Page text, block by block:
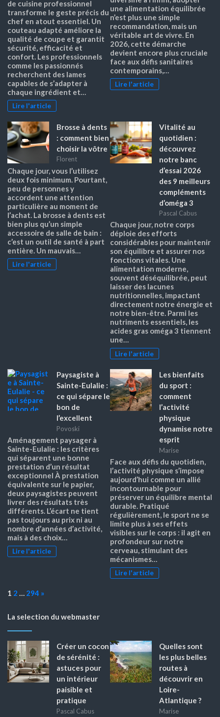
de cuisine professionnel
transforme le geste précis du
chef en atout essentiel. Un
couteau adapté améliore la
qualité de coupe et garantit
sécurité, efficacité et
confort. Les professionnels
comme les passionnés
recherchent des lames
capables de s’adapter à
chaque ingrédient et…
Lire l'article
une alimentation équilibrée
n’est plus une simple
recommandation, mais un
véritable art de vivre. En
2026, cette démarche
devient encore plus cruciale
face aux défis sanitaires
contemporains,…
Lire l'article
Brosse à dents
: comment bien
choisir la vôtre
Florent
Chaque jour, vous l’utilisez
deux fois minimum. Pourtant,
peu de personnes y
accordent une attention
particulière au moment de
l’achat. La brosse à dents est
bien plus qu’un simple
accessoire de salle de bain :
c’est un outil de santé à part
entière. Un mauvais…
Lire l'article
Vitalité au
quotidien :
découvrez
notre banc
d’essai 2026
des 9 meilleurs
compléments
d’oméga 3
Pascal Cabus
Chaque jour, notre corps
déploie des efforts
considérables pour maintenir
son équilibre et assurer nos
fonctions vitales. Une
alimentation moderne,
souvent déséquilibrée, peut
laisser des lacunes
nutritionnelles, impactant
directement notre énergie et
notre bien-être. Parmi les
nutriments essentiels, les
acides gras oméga 3 tiennent
une…
Lire l'article
Paysagiste à
Sainte-Eulalie :
ce qui sépare le
bon de
l’excellent
Povoski
Aménagement paysager à
Sainte-Eulalie : les critères
qui séparent une bonne
prestation d’un résultat
exceptionnel À prestation
équivalente sur le papier,
deux paysagistes peuvent
livrer des résultats très
différents. L’écart ne tient
pas toujours au prix ni au
nombre d’années d’activité,
mais à des choix…
Lire l'article
Les bienfaits
du sport :
comment
l’activité
physique
dynamise notre
esprit
Marise
Face aux défis du quotidien,
l’activité physique s’impose
aujourd’hui comme un allié
incontournable pour
préserver un équilibre mental
durable. Pratiqué
régulièrement, le sport ne se
limite plus à ses effets
visibles sur le corps : il agit en
profondeur sur notre
cerveau, stimulant des
mécanismes…
Lire l'article
Page:
1 2 … 294 Next
»
La selection du webmaster
Créer un cocon
de sérénité :
astuces pour
un intérieur
paisible et
pratique
Pascal Cabus
Quelles sont
les plus belles
routes à
découvrir en
Loire-
Atlantique ?
Marise